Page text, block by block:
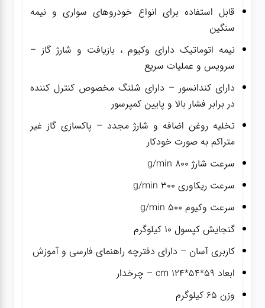
قابل استفاده برای انواع خودروهای سواری و نیمه
سنگین
نیمه اتوماتیک دارای وکیوم ، بازیافت و شارژ گاز –
سرویس و عملیات سریع
دارای کندانسور – دارای شلنگ مخصوص کنترل کننده
در برابر فشار بالا و پایین کمپرسور
تخلیه روغن اضافه و شارژ مجدد – پاکسازی گاز غیر
متراکم به صورت خودکار
سرعت شارژ ۸۰۰ g/min
سرعت ریکاوری ۳۰۰ g/min
سرعت وکیوم ۵۰۰ g/min
گنجایش کپسول ۱۰ کیلوگرم
کاربری آسان – دارای دفترچه راهنمای فارسی و آموزش
ابعاد ۵۹*۵۴*۱۲۴ cm – چرخدار
وزن ۶۵ کیلوگرم